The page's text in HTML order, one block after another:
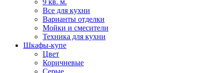
9 кв. м.
Все для кухни
Варианты отделки
Мойки и смесители
Техника для кухни
Шкафы-купе
Цвет
Коричневые
Серые